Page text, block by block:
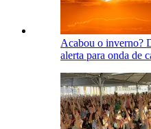
Acabou o inverno?
alerta para onda de